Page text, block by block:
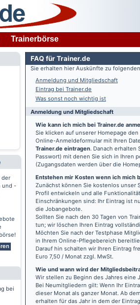
Trainerbörse
der
und -
bei
FAQ für Trainer.de
Sie erhalten hier Auskünfte zu
Anmeldung und Mitgliedschaft
Eintrag bei Trainer.de
Was sonst noch wichtig ist
Anmeldung und Mitgliedschaft
Wie kann ich mich bei Trainer.de
Sie klicken auf unserer Homepage
Online-Anmeldeformular mit Ihren
Trainer.de eintragen. Danach erhalten
Passwort) mit denen Sie sich in Ihren
(Zugangsdaten werden über die
Entstehen mir Kosten wenn ich mich
Zunächst können Sie kostenlos unser
Profil entwickeln und alle
Einschränkungen sind: Ihr Eintrag ist
die Jobangebote.
Sollten Sie nach den 30 Tagen von
tun; wir löschen Ihren Eintrag
Möchten Sie nach der Testphase
in Ihrem Online-Pflegebereich
Darauf hin schalten wir Ihren Eintrag
Euro 7,50 / Monat zzgl. MwSt.
Wie und wann wird der
Wir stellen zu Beginn des Jahres eine
Bei Neumitgliedern gilt: Wenn Ihr
dieser Monat als ganzer Monat. Ab
erhalten für das Jahr in dem der